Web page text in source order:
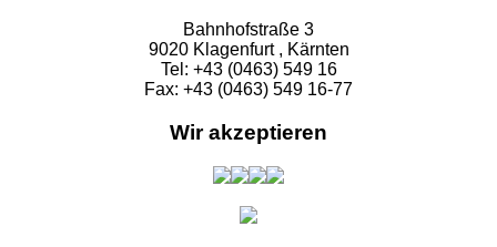
Bahnhofstraße 3
9020 Klagenfurt , Kärnten
Tel: +43 (0463) 549 16
Fax: +43 (0463) 549 16-77
Wir akzeptieren